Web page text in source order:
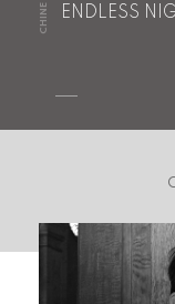
CHINE ENDLESS